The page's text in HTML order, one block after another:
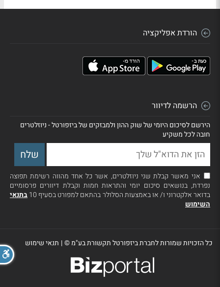
הורדת אפליקציה
הרשמה לדיוור
הירשם לסיכום היומי של שוק ההון ולמבזקים של ביזפורטל - ניוזלטרים
חובה לכל משקיע
אני מאשר קבלת שני ניוזלטרים, אשר כל אחד מהווה רשימת תפוצה
נפרדת, בנושאים סיכום יומי והתראות חמות וקבלת דיוורים פרסומיים
בדואר אלקטרוני ו/ או באמצעות הסלולר בהתאם למפורט בסעיף 10
בתנאי
השימוש
כל הזכויות שמורות לחברת ביזפורטל תקשורת בע"מ ©| תנאי שימוש